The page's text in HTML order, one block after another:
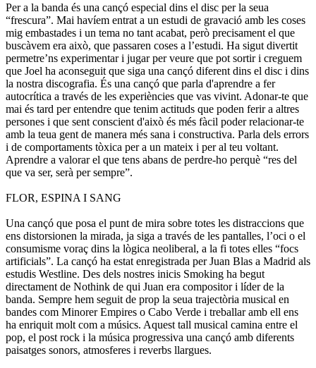
Per a la banda és una cançó especial dins el disc per la seua
“frescura”. Mai havíem entrat a un estudi de gravació amb les coses
mig embastades i un tema no tant acabat, però precisament el que
buscàvem era això, que passaren coses a l’estudi. Ha sigut divertit
permetre’ns experimentar i jugar per veure que pot sortir i creguem
que Joel ha aconseguit que siga una cançó diferent dins el disc i dins
la nostra discografia. És una cançó que parla d'aprendre a fer
autocrítica a través de les experiències que vas vivint. Adonar-te que
mai és tard per entendre que tenim actituds que poden ferir a altres
persones i que sent conscient d'això és més fàcil poder relacionar-te
amb la teua gent de manera més sana i constructiva. Parla dels errors
i de comportaments tòxica per a un mateix i per al teu voltant.
Aprendre a valorar el que tens abans de perdre-ho perquè “res del
que va ser, serà per sempre”.
FLOR, ESPINA I SANG
Una cançó que posa el punt de mira sobre totes les distraccions que
ens distorsionen la mirada, ja siga a través de les pantalles, l’oci o el
consumisme voraç dins la lògica neoliberal, a la fi totes elles “focs
artificials”. La cançó ha estat enregistrada per Juan Blas a Madrid als
estudis Westline. Des dels nostres inicis Smoking ha begut
directament de Nothink de qui Juan era compositor i líder de la
banda. Sempre hem seguit de prop la seua trajectòria musical en
bandes com Minorer Empires o Cabo Verde i treballar amb ell ens
ha enriquit molt com a músics. Aquest tall musical camina entre el
pop, el post rock i la música progressiva una cançó amb diferents
paisatges sonors, atmosferes i reverbs llargues.